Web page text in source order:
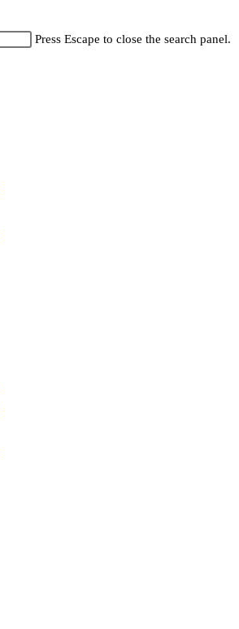
Press Escape to close the search panel.